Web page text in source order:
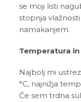
se moji listi
stopnja
namakanjem.
Temperatura in
Najbolj mi
°C, najnižja
Če sem trdna